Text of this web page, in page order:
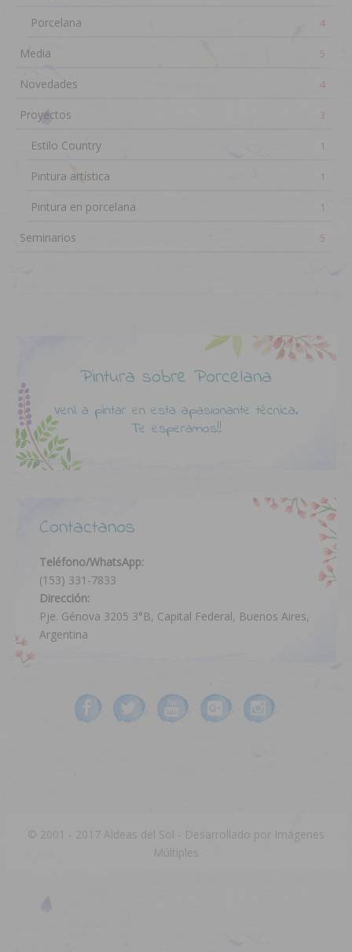
Porcelana 4
Media 5
Novedades 4
Proyectos 3
Estilo Country 1
Pintura artística 1
Pintura en porcelana 1
Seminarios 5
Pintura sobre Porcelana
Vení a pintar en esta apasionante técnica.
Te esperamos!!
Contactanos
Teléfono/WhatsApp:
(153) 331-7833
Dirección:
Pje. Génova 3205 3°B, Capital Federal, Buenos Aires,
Argentina
© 2001 - 2017 Aldeas del Sol - Desarrollado por Imágenes
Múltiples